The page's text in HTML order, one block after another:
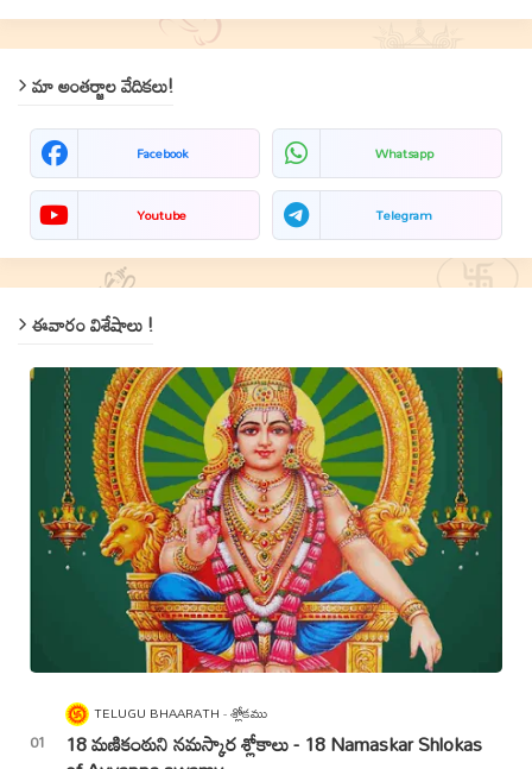
మా అంతర్జాల వేదికలు!
Facebook Whatsapp
Youtube Telegram
ఈవారం విశేషాలు !
TELUGU BHAARATH శ్లోకము
18 మణికంఠుని నమస్కార శ్లోకాలు - 18 Namaskar Shlokas